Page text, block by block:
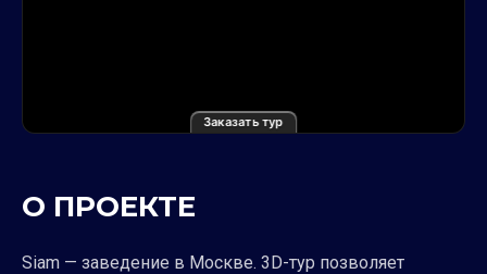
Заказать тур
О ПРОЕКТЕ
Siam — заведение в Москве. 3D-тур позволяет